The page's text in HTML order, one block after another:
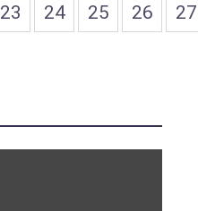
23 24 25 26 27